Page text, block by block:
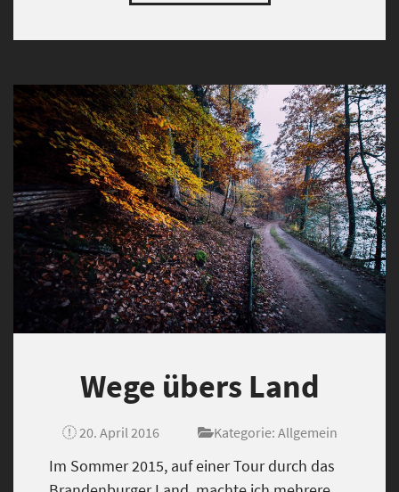
Wege übers Land
20. April 2016 Kategorie: Allgemein
Im Sommer 2015, auf einer Tour durch das